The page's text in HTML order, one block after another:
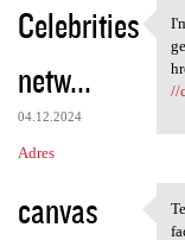
Celebrities
netw...
04.12.2024
Adres
//
canvas